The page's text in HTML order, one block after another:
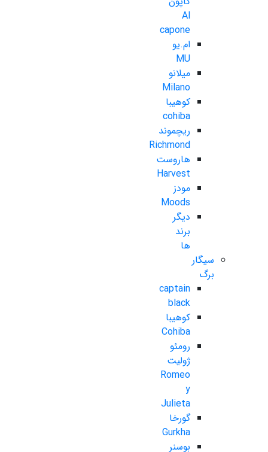
Al
capone
ام.یو
MU
میلانو
Milano
کوهیبا
cohiba
ریچموند
Richmond
هاروست
Harvest
مودز
Moods
دیگر
برند
ها
سیگار
برگ
captain
black
کوهیبا
Cohiba
رومئو
ژولیت
Romeo
y
Julieta
گورخا
Gurkha
بوسنر